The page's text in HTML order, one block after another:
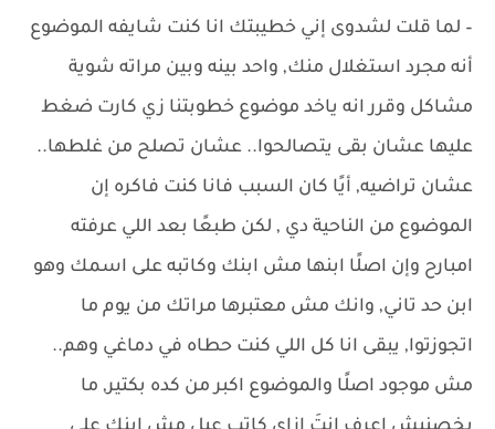
– لما قلت لشدوى إني خطيبتك انا كنت شايفه الموضوع
أنه مجرد استغلال منك, واحد بينه وبين مراته شوية
مشاكل وقرر انه ياخد موضوع خطوبتنا زي كارت ضغط
عليها عشان بقى يتصالحوا.. عشان تصلح من غلطها..
عشان تراضيه, أيًا كان السبب فانا كنت فاكره إن
الموضوع من الناحية دي , لكن طبعًا بعد اللي عرفته
امبارح وإن اصلًا ابنها مش ابنك وكاتبه على اسمك وهو
ابن حد تاني, وانك مش معتبرها مراتك من يوم ما
اتجوزتوا, يبقى انا كل اللي كنت حطاه في دماغي وهم..
مش موجود اصلًا والموضوع اكبر من كده بكتير, ما